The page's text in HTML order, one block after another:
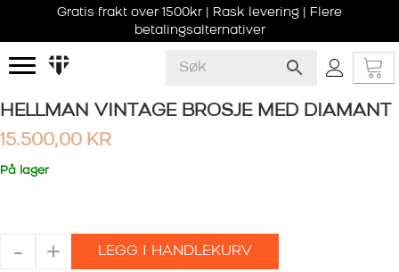
Gratis frakt over 1500kr | Rask levering | Flere
betalingsalternativer
HELLMAN VINTAGE BROSJE MED DIAMANT
15.500,00 KR
På lager
-
VINTAGE
+ LEGG I HANDLEKURV